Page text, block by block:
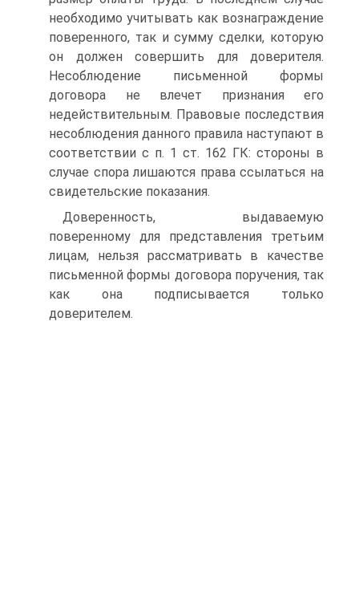
необходимо учитывать как вознаграждение
поверенного, так и сумму сделки, которую
он должен совершить для доверителя.
Несоблюдение письменной формы
договора не влечет признания его
недействительным. Правовые последствия
несоблюдения данного правила наступают в
соответствии с п. 1 ст. 162 ГК: стороны в
случае спора лишаются права ссылаться на
свидетельские показания.
Доверенность, выдаваемую
поверенному для представления третьим
лицам, нельзя рассматривать в качестве
письменной формы договора поручения, так
как она подписывается только
доверителем.